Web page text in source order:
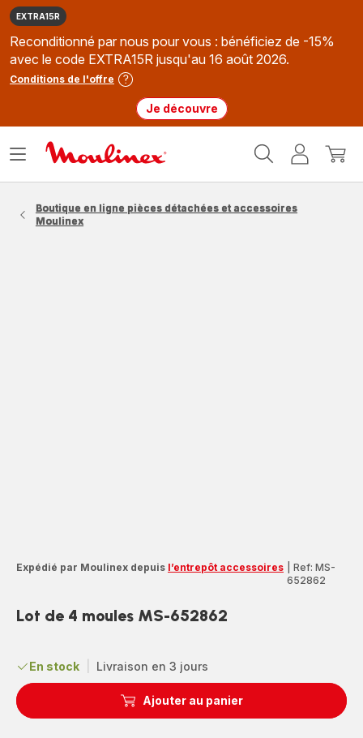
EXTRA15R
Reconditionné par nous pour vous : bénéficiez de -15%
avec le code EXTRA15R jusqu'au 16 août 2026.
Conditions de l'offre
Je découvre
MonMon
Ouvrir
Boutique en ligne pièces détachées et accessoires
Moulinex
Expédié par Moulinex depuis l’entrepôt accessoires
Ref: MS-
652862
Lot de 4 moules MS-652862
En stock Livraison en 3 jours
Ajouter au panier